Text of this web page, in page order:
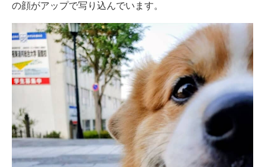
の顔がアップで写り込んでいます。